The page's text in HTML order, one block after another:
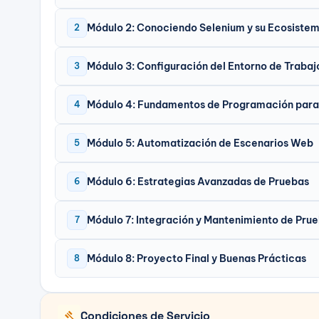
2 Módulo 2: Conociendo Selenium y su
3 Módulo 3: Configuración del Entorno de
4 Módulo 4: Fundamentos de Programación
5 Módulo 5: Automatización de Escenarios Web
6 Módulo 6: Estrategias Avanzadas de Pruebas
7 Módulo 7: Integración y Mantenimiento de
8 Módulo 8: Proyecto Final y Buenas Prácticas
Condiciones de Servicio